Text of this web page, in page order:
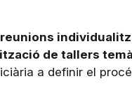
reunions
de tallers
a definir el